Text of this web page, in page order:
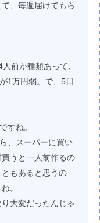
、毎週届けてもら
前が種類あって、
1万円弱。で、5日
すね。
、スーパーに買い
うと一人前作るの
もあると思うの
。
大変だったんじゃ